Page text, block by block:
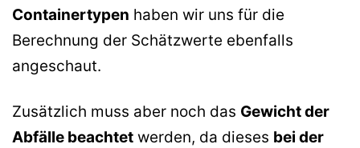
Containertypen haben wir uns für die
Berechnung der Schätzwerte ebenfalls
angeschaut.
Zusätzlich muss aber noch das Gewicht der
Abfälle beachtet werden, da dieses bei der